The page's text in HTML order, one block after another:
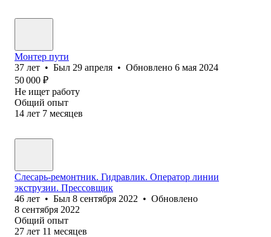
Монтер пути
37 лет • Был 29 апреля • Обновлено 6 мая 2024
50 000 ₽
Не ищет работу
Общий опыт
14 лет 7 месяцев
Слесарь-ремонтник. Гидравлик. Оператор линии
экструзии. Прессовщик
46 лет • Был 8 сентября 2022 • Обновлено
8 сентября 2022
Общий опыт
27 лет 11 месяцев